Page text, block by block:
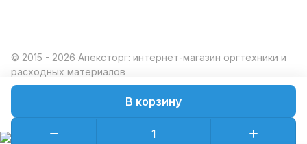
В корзину
© 2015 - 2026 Апексторг: интернет-магазин оргтехники и
расходных материалов
Конфиденциальность